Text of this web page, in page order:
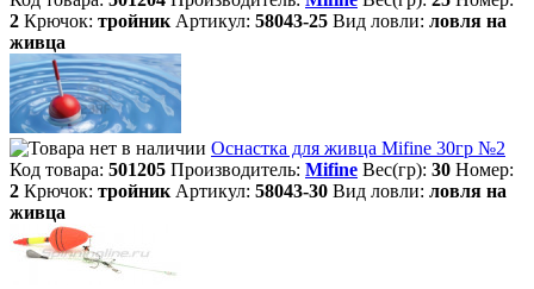
2 Крючок: тройник Артикул: 58043-25 Вид ловли: ловля на
живца
Оснастка для живца Mifine 30гр №2
Код товара: 501205 Производитель: Mifine Вес(гр): 30 Номер:
2 Крючок: тройник Артикул: 58043-30 Вид ловли: ловля на
живца